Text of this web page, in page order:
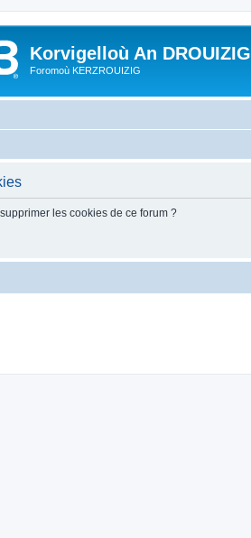
Korvigelloù An DROUIZIG
Foromoù KERZROUIZIG
les cookies de ce forum ?